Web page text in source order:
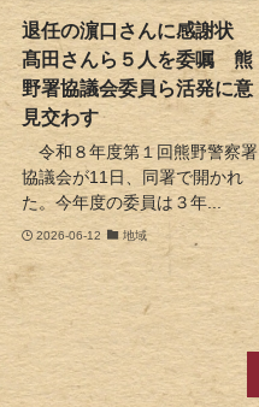
退任の濵口さんに感謝状
髙田さんら５人を委嘱 熊
野署協議会委員ら活発に意
見交わす
令和８年度第１回熊野警察署
協議会が11日、同署で開かれ
た。今年度の委員は３年...
2026-06-12 地域